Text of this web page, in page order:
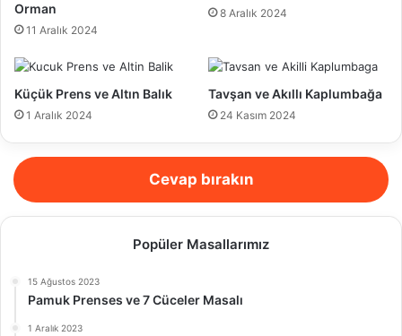
Orman
11 Aralık 2024
8 Aralık 2024
Küçük Prens ve Altın Balık
1 Aralık 2024
Tavşan ve Akıllı Kaplumbağa
24 Kasım 2024
Cevap bırakın
Popüler Masallarımız
15 Ağustos 2023
Pamuk Prenses ve 7 Cüceler Masalı
1 Aralık 2023